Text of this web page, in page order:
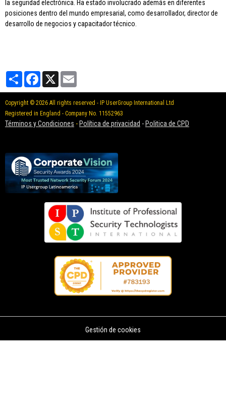
la seguridad electrónica. Ha estado involucrado además en diferentes
posiciones dentro del mundo empresarial, como desarrollador, director de
desarrollo de negocios y capacitador técnico.
PartagerFacebook
X
Copyright © 2026 All rights reserved - IP UserGroup International Ltd
Registered in England - Company No. 11552963
Términos y Condiciones - Política de privacidad - Politica de CPD
Gestión de cookies